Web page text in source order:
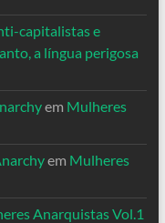
capitalistas e
a língua perigosa
em Mulheres
em Mulheres
Anarquistas Vol.1